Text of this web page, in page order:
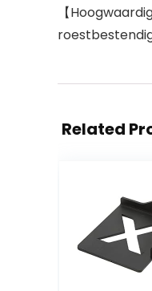
【
Related